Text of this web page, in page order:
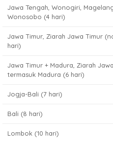
Jawa Tengah, Wonogiri,
Wonosobo (4 hari)
Jawa Timur, Ziarah Jawa Timur
hari)
Jawa Timur + Madura, Ziarah
termasuk Madura (6 hari)
Jogja-Bali (7 hari)
Bali (8 hari)
Lombok (10 hari)